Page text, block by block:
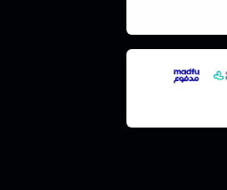
الامن